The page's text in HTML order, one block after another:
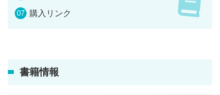
購入リンク
書籍情報